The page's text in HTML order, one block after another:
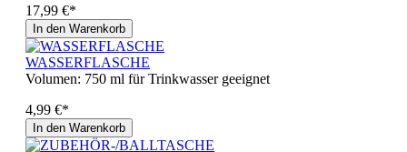
17,99 €*
In den Warenkorb
WASSERFLASCHE
Volumen: 750 ml für Trinkwasser geeignet
4,99 €*
In den Warenkorb